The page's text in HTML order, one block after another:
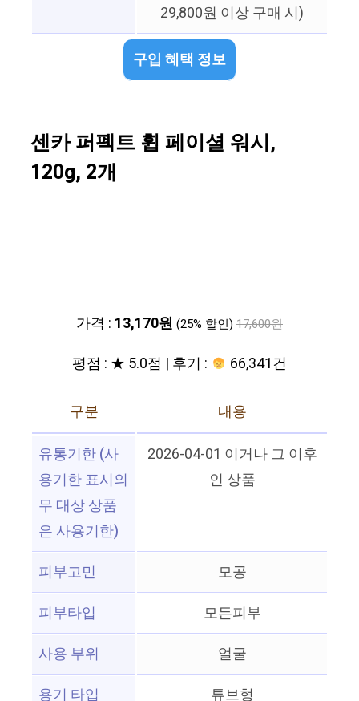
29,800원 이상 구매 시)
구입 혜택 정보
센카 퍼펙트 휩 페이셜 워시,
120g, 2개
가격 : 13,170원 (25% 할인) 17,600원
평점 : ★ 5.0점 | 후기 : 66,341건
구분
내용
유통기한 (사
용기한 표시의
무 대상 상품
은 사용기한)
2026-04-01 이거나 그 이후
인 상품
피부고민
모공
피부타입
모든피부
사용 부위
얼굴
용기 타입
튜브형